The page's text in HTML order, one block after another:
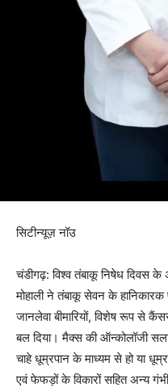
सिटीन्यूज़ नॉउ
चंडीगढ़: विश्व तंबाकू निषेध दिवस
मोहाली ने तंबाकू सेवन के
जानलेवा बीमारियों, विशेष रूप से
बल दिया। मैक्स की ऑन्कोलॉजी
चाहे धूम्रपान के माध्यम से हो या
एवं फेफड़ों के विकारों सहित अन्य